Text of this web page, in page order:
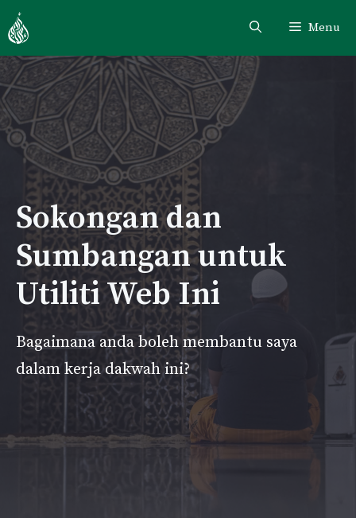
Skip
to
content
Menu
Sokongan dan
Sumbangan untuk
Utiliti Web Ini
Bagaimana anda boleh membantu saya
dalam kerja dakwah ini?